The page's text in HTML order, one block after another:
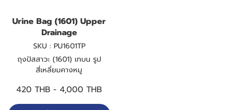
Urine Bag (1601) Upper
Drainage
SKU : PU1601TP
ถุงปัสสาวะ (1601) เทบน รูป
สี่เหลี่ยมคางหมู
420 THB -4,000 THB